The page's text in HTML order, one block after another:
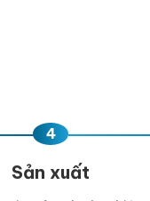
4
Sản xuất